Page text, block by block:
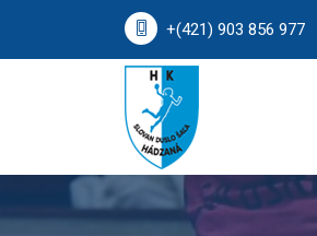
+(421) 903 856 977